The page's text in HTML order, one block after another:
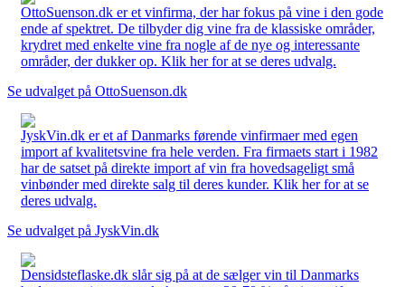
OttoSuenson.dk er et vinfirma, der har fokus på vine i den gode
ende af spektret. De tilbyder dig vine fra de klassiske områder,
krydret med enkelte vine fra nogle af de nye og interessante
områder, der dukker op. Klik her for at se deres udvalg.
Se udvalget på OttoSuenson.dk
JyskVin.dk er et af Danmarks førende vinfirmaer med egen
import af kvalitetsvine fra hele verden. Fra firmaets start i 1982
har de satset på direkte import af vin fra hovedsageligt små
vinbønder med direkte salg til deres kunder. Klik her for at se
deres udvalg.
Se udvalget på JyskVin.dk
Densidsteflaske.dk slår sig på at de sælger vin til Danmarks